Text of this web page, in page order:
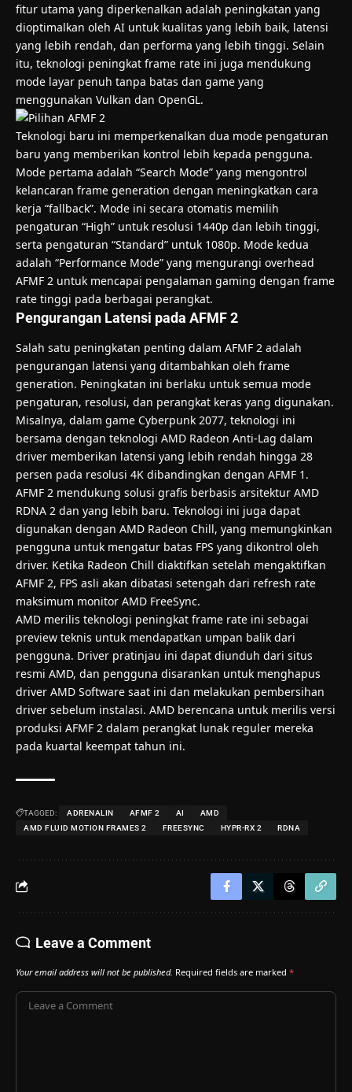
fitur utama yang diperkenalkan adalah peningkatan yang
dioptimalkan oleh AI untuk kualitas yang lebih baik, latensi
yang lebih rendah, dan performa yang lebih tinggi. Selain
itu, teknologi peningkat frame rate ini juga mendukung
mode layar penuh tanpa batas dan game yang
menggunakan Vulkan dan OpenGL.
Teknologi baru ini memperkenalkan dua mode pengaturan
baru yang memberikan kontrol lebih kepada pengguna.
Mode pertama adalah “Search Mode” yang mengontrol
kelancaran frame generation dengan meningkatkan cara
kerja “fallback”. Mode ini secara otomatis memilih
pengaturan “High” untuk resolusi 1440p dan lebih tinggi,
serta pengaturan “Standard” untuk 1080p. Mode kedua
adalah “Performance Mode” yang mengurangi overhead
AFMF 2 untuk mencapai pengalaman gaming dengan frame
rate tinggi pada berbagai perangkat.
Pengurangan Latensi pada AFMF 2
Salah satu peningkatan penting dalam AFMF 2 adalah
pengurangan latensi yang ditambahkan oleh frame
generation. Peningkatan ini berlaku untuk semua mode
pengaturan, resolusi, dan perangkat keras yang digunakan.
Misalnya, dalam game Cyberpunk 2077, teknologi ini
bersama dengan teknologi AMD Radeon Anti-Lag dalam
driver memberikan latensi yang lebih rendah hingga 28
persen pada resolusi 4K dibandingkan dengan AFMF 1.
AFMF 2 mendukung solusi grafis berbasis arsitektur AMD
RDNA 2 dan yang lebih baru. Teknologi ini juga dapat
digunakan dengan AMD Radeon Chill, yang memungkinkan
pengguna untuk mengatur batas FPS yang dikontrol oleh
driver. Ketika Radeon Chill diaktifkan setelah mengaktifkan
AFMF 2, FPS asli akan dibatasi setengah dari refresh rate
maksimum monitor AMD FreeSync.
AMD merilis teknologi peningkat frame rate ini sebagai
preview teknis untuk mendapatkan umpan balik dari
pengguna. Driver pratinjau ini dapat diunduh dari situs
resmi AMD, dan pengguna disarankan untuk menghapus
driver AMD Software saat ini dan melakukan pembersihan
driver sebelum instalasi. AMD berencana untuk merilis versi
produksi AFMF 2 dalam perangkat lunak reguler mereka
pada kuartal keempat tahun ini.
TAGGED: ADRENALIN AFMF 2 AI
AMD
AMD FLUID MOTION FRAMES 2
FREESYNC HYPR-RX 2 RDNA
Leave a Comment
Your email address will not be published. Required fields are marked *